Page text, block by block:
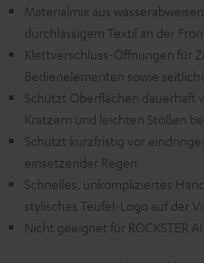
Materialmix aus
durchlässigem Textil an der
Klettverschluss-Öffnungen für
Bedienelementen sowie
Schützt Oberflächen dauerhaft
Kratzern und leichten Stößen
Schützt kurzfristig vor
einsetzender Regen
Schnelles, unkompliziertes
stylisches Teufel-Logo auf der
Nicht geeignet für ROCKSTER